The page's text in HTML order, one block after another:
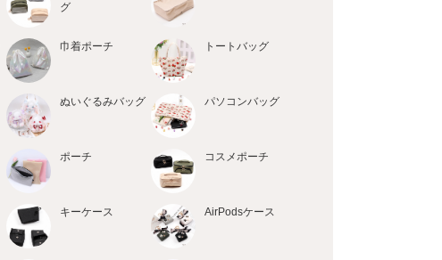
グ
巾着ポーチ トートバッグ
ぬいぐるみバッグ パソコンバッグ
ポーチ コスメポーチ
キーケース AirPodsケース